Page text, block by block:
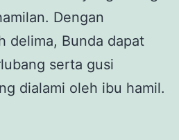
Dengan
delima, Bunda dapat
serta gusi
dialami oleh ibu hamil.